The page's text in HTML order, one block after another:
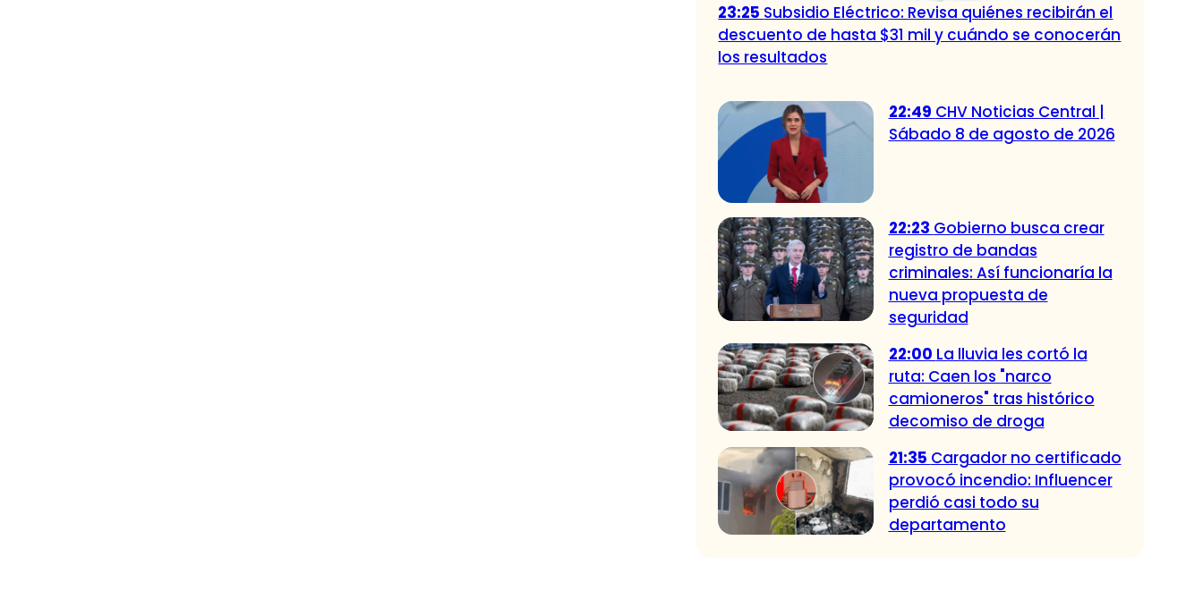
23:25 Subsidio Eléctrico: Revisa quiénes recibirán el
descuento de hasta $31 mil y cuándo se conocerán
los resultados
22:49 CHV Noticias Central |
Sábado 8 de agosto de 2026
22:23 Gobierno busca crear
registro de bandas
criminales: Así funcionaría la
nueva propuesta de
seguridad
22:00 La lluvia les cortó la
ruta: Caen los "narco
camioneros" tras histórico
decomiso de droga
21:35 Cargador no certificado
provocó incendio: Influencer
perdió casi todo su
departamento